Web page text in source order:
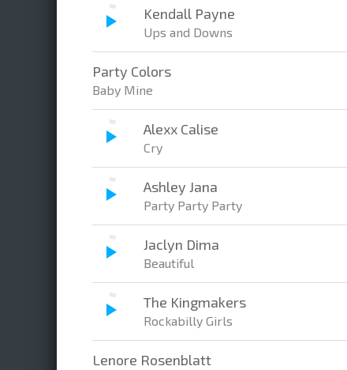
Kendall Payne
Ups and Downs
Party Colors
Baby Mine
Alexx Calise
Cry
Ashley Jana
Party Party Party
Jaclyn Dima
Beautiful
The Kingmakers
Rockabilly Girls
Lenore Rosenblatt